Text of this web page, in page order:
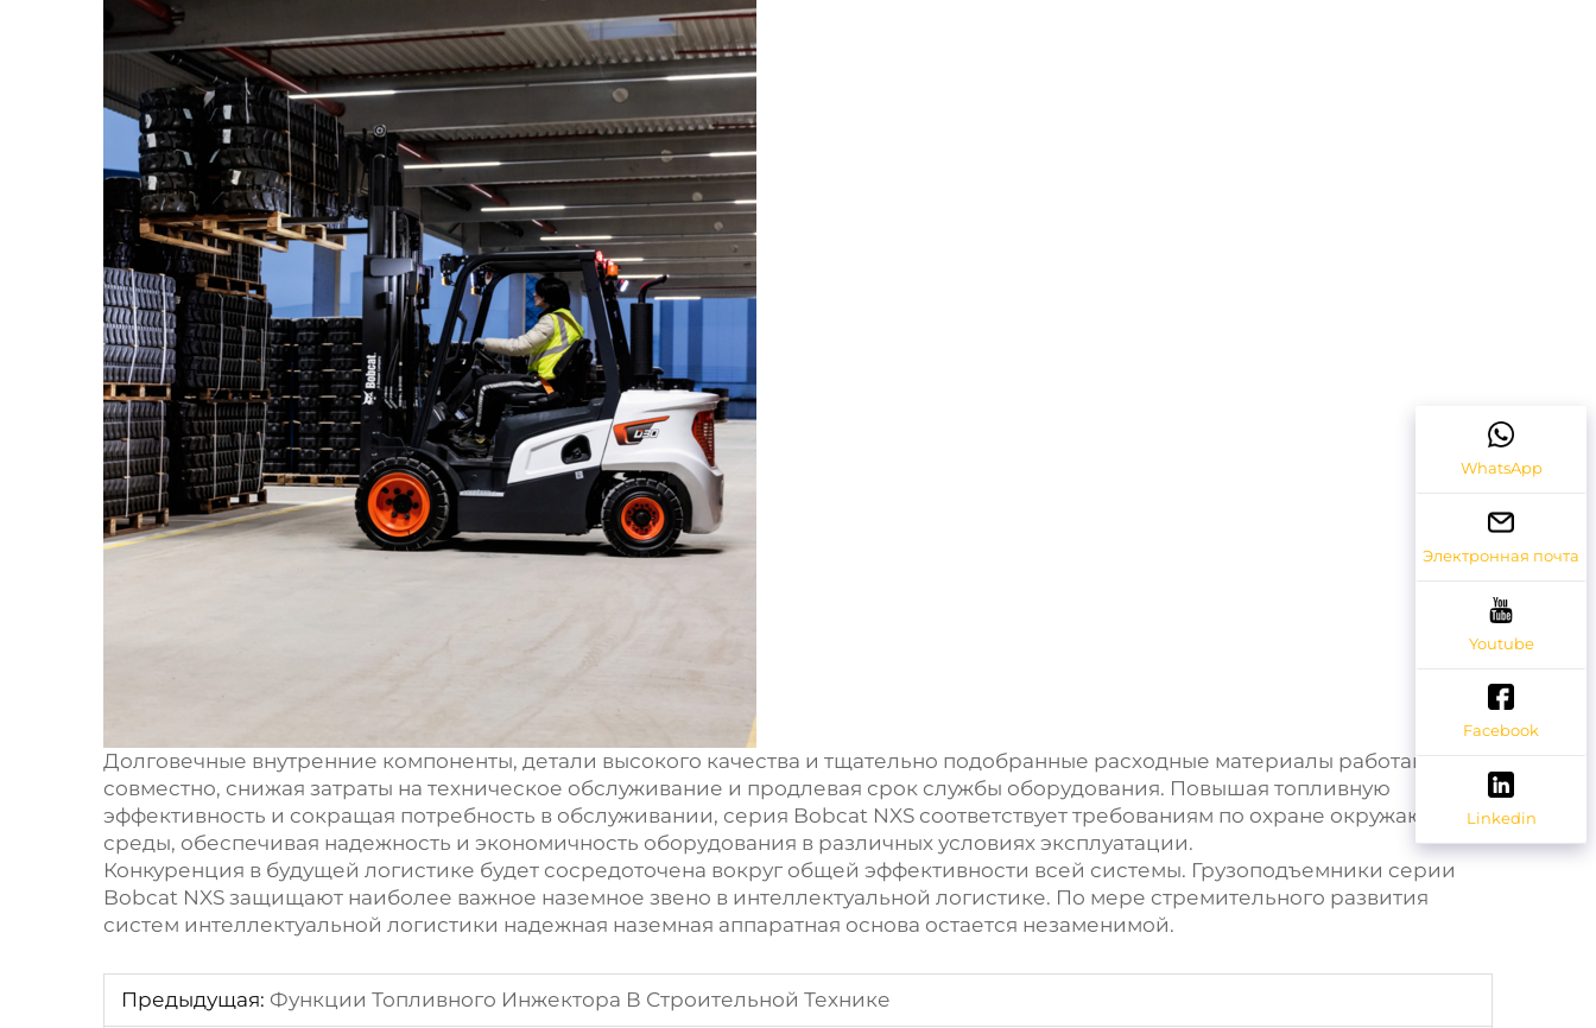
Долговечные внутренние компоненты, детали высокого качества и тщательно подобранные расходные материалы работают
совместно, снижая затраты на техническое обслуживание и продлевая срок службы оборудования. Повышая топливную
эффективность и сокращая потребность в обслуживании, серия Bobcat NXS соответствует требованиям по охране окружающей
среды, обеспечивая надежность и экономичность оборудования в различных условиях эксплуатации.
Конкуренция в будущей логистике будет сосредоточена вокруг общей эффективности всей системы. Грузоподъемники серии
Bobcat NXS защищают наиболее важное наземное звено в интеллектуальной логистике. По мере стремительного развития
систем интеллектуальной логистики надежная наземная аппаратная основа остается незаменимой.
Предыдущая: Функции Топливного Инжектора В Строительной Технике
WhatsApp
Электронная почта
Youtube
Facebook
Linkedin